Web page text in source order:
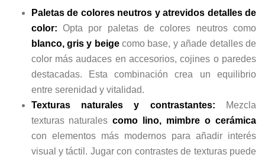
Paletas de colores neutros y atrevidos detalles de
color: Opta por paletas de colores neutros como
blanco, gris y beigecomo base, y añade detalles de
color más audaces en accesorios, cojines o paredes
destacadas. Esta combinación crea un equilibrio
entre serenidad y vitalidad.
Texturas naturales y contrastantes: Mezcla
texturas naturalescomo lino, mimbre o cerámica
con elementos más modernos para añadir interés
visual y táctil. Jugar con contrastes de texturas puede